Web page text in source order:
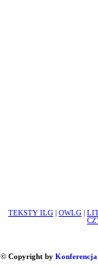
TEKSTY ILG OWLG
© Copyright by Konferencja